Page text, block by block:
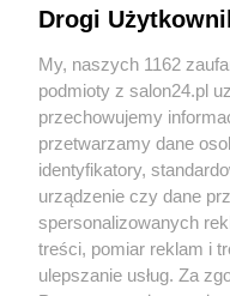
Sport
Społeczeństwo
Kultura
X Facebook
Drogi
My, naszych 1162
podmioty z salon24.pl
przechowujemy
przetwarzamy dane
identyfikatory,
urządzenie czy dane
spersonalizowanych
treści, pomiar reklam i
ulepszanie usług. Za